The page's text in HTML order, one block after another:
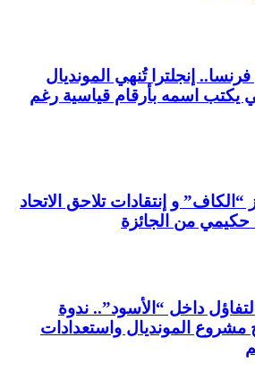
إنجلترا تُنهي المونديال
يكتب اسمه بأرقام قياسية رغم
و إنتقادات تلاحق الاتحاد
حكيمي من الجائزة
داخل “الأسود”.. ندوة
المونديال واستعدادات